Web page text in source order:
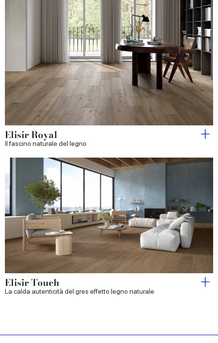
Elisir Royal
Il fascino naturale del legno
Elisir Touch
La calda autenticità del gres effetto legno naturale